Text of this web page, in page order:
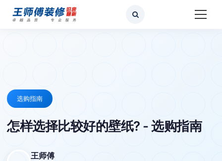
选购指南
怎样选择比较好的壁纸? - 选购指南
王师傅